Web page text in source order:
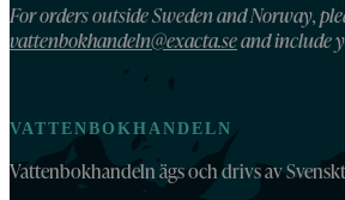
For orders outside Sweden and Norway,
vattenbokhandeln@exacta.seand include
VATTENBOKHANDELN
Vattenbokhandeln ägs och drivs av